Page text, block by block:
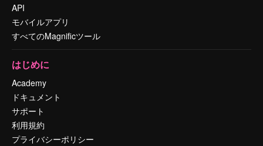
API
モバイルアプリ
すべてのMagnificツール
はじめに
Academy
ドキュメント
サポート
利用規約
プライバシーポリシー